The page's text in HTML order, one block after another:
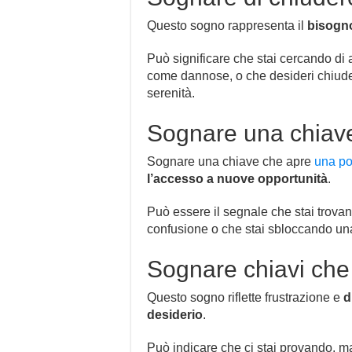
Questo sogno rappresenta il
Può significare che stai cercando
come dannose, o che desideri
serenità.
Sognare una
Sognare una chiave che apre una
l’accesso a nuove opportunità.
Può essere il segnale che stai
confusione o che stai sbloccando
Sognare chiavi
Questo sogno riflette frustrazione e
desiderio.
Può indicare che ci stai provando,